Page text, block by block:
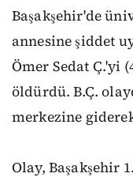
Başakşehir'de
annesine şiddet
Ömer Sedat Ç.'yi
öldürdü. B.Ç.
merkezine
Olay, Başakşehir